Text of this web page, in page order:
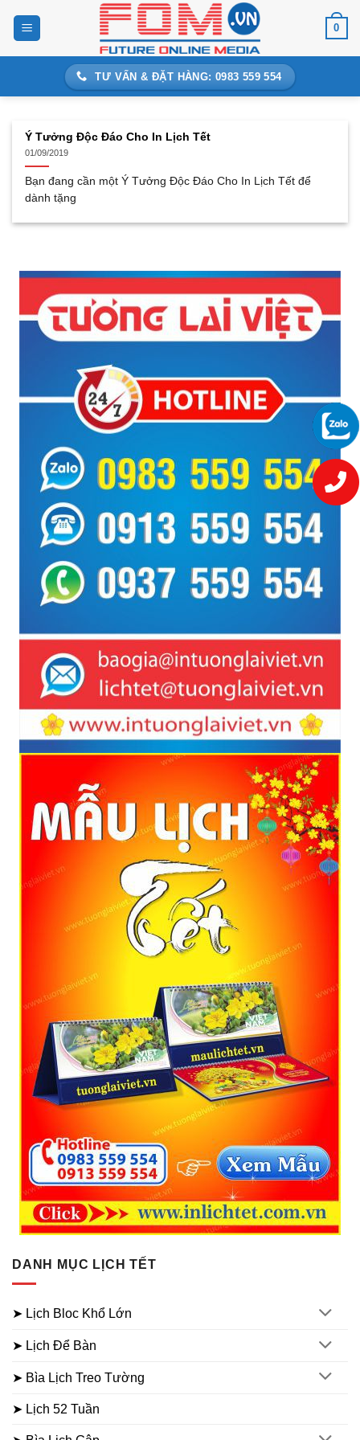
0
TƯ VẤN & ĐẶT HÀNG: 0983 559 554
Ý Tưởng Độc Đáo Cho In Lịch Tết
01/09/2019
Bạn đang cần một Ý Tưởng Độc Đáo Cho In Lịch Tết để
dành tặng
DANH MỤC LỊCH TẾT
➤ Lịch Bloc Khổ Lớn
➤ Lịch Để Bàn
➤ Bìa Lịch Treo Tường
➤ Lịch 52 Tuần